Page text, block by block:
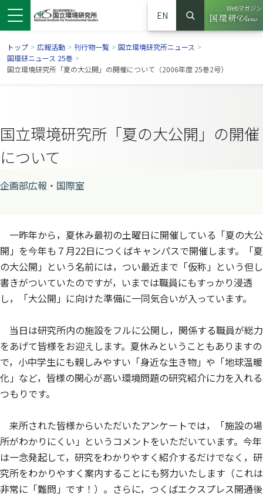
EN
サイト内検索
検索
Webマガジン
（別ウイ
トップ > 広報活動 > 刊行物一覧 > 国立環境研究所ニュース >
国環研ニュース 25巻 >
国立環境研究所「夏の大公開」の開催について（2006年度 25巻2号）
国立環境研究所「夏の大公開」の開催
について
企画部広報・国際室
一昨年から，夏休み最初の土曜日に開催している「夏の大公
開」を今年も７月22日につくばキャンパスで開催します。「夏
の大公開」という名前には，つい最近まで「仮称」という但し
書きがついていたのですが，いまでは職員にもすっかり浸透
し，「大公開」に向けた準備に一同気合いが入っています。
当日は研究所内の施設をフルに公開し，関係する職員が総力
をあげて皆様をお迎えします。夏休みということもありますの
で，小中学生にも親しみやすい「身近な生き物」や「地球温暖
化」など，皆様の関心が高い環境問題の研究紹介に力を入れる
つもりです。
来所された皆様からいただいたアンケートでは，「施設の場
所がわかりにくい」というコメントをいただいています。今年
は一念発起して，研究をわかりやすく紹介するだけでなく，研
究所をわかりやすく案内することにも努力いたします（これは
非常に「難問」です！）。さらに，つくばエクスプレス開通後